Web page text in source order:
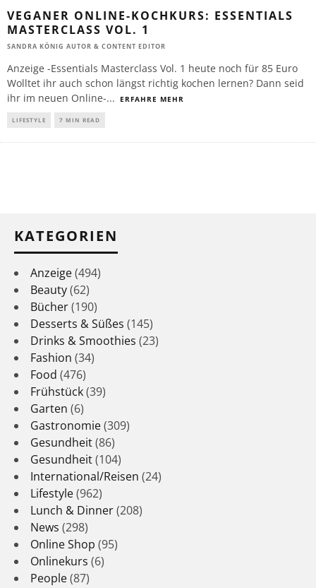
VEGANER ONLINE-KOCHKURS: ESSENTIALS
MASTERCLASS VOL. 1
SANDRA KÖNIG AUTOR & CONTENT EDITOR
Anzeige - ​Essentials Masterclass Vol. 1 heute noch für 85 Euro
Wolltet ihr auch schon längst richtig kochen lernen? Dann seid
ihr im neuen Online-... ERFAHRE MEHR
LIFESTYLE 7 MIN READ
KATEGORIEN
Anzeige(494)
Beauty(62)
Bücher(190)
Desserts & Süßes (145)
Drinks & Smoothies (23)
Fashion (34)
Food (476)
Frühstück(39)
Garten (6)
Gastronomie(309)
Gesundheit(86)
Gesundheit(104)
International/Reisen (24)
Lifestyle(962)
Lunch & Dinner(208)
News (298)
Online Shop (95)
Onlinekurs (6)
People(87)